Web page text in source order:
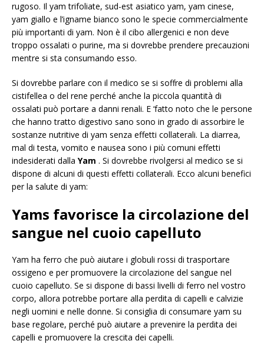
rugoso. Il yam trifoliate, sud-est asiatico yam, yam cinese,
yam giallo e l’igname bianco sono le specie commercialmente
più importanti di yam. Non è il cibo allergenici e non deve
troppo ossalati o purine, ma si dovrebbe prendere precauzioni
mentre si sta consumando esso.
Si dovrebbe parlare con il medico se si soffre di problemi alla
cistifellea o del rene perché anche la piccola quantità di
ossalati può portare a danni renali. E ‘fatto noto che le persone
che hanno tratto digestivo sano sono in grado di assorbire le
sostanze nutritive di yam senza effetti collaterali. La diarrea,
mal di testa, vomito e nausea sono i più comuni effetti
indesiderati dalla Yam . Si dovrebbe rivolgersi al medico se si
dispone di alcuni di questi effetti collaterali. Ecco alcuni benefici
per la salute di yam:
Yams favorisce la circolazione del
sangue nel cuoio capelluto
Yam ha ferro che può aiutare i globuli rossi di trasportare
ossigeno e per promuovere la circolazione del sangue nel
cuoio capelluto. Se si dispone di bassi livelli di ferro nel vostro
corpo, allora potrebbe portare alla perdita di capelli e calvizie
negli uomini e nelle donne. Si consiglia di consumare yam su
base regolare, perché può aiutare a prevenire la perdita dei
capelli e promuovere la crescita dei capelli.